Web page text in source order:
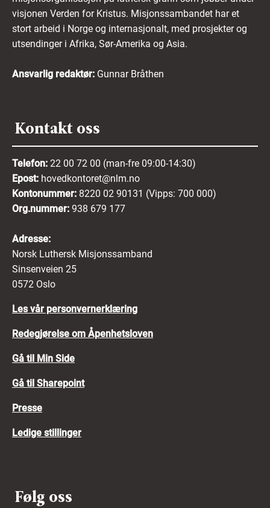
visjonen Verden for Kristus. Misjonssambandet har et
stort arbeid i Norge og internasjonalt, med prosjekter og
utsendinger i Afrika, Sør-Amerika og Asia.
Ansvarlig redaktør: Gunnar Bråthen
Kontakt oss
Telefon: 22 00 72 00 (man-fre 09:00-14:30)
Epost: hovedkontoret@nlm.no
Kontonummer: 8220 02 90131 (Vipps: 700 000)
Org.nummer: 938 679 177
Adresse:
Norsk Luthersk Misjonssamband
Sinsenveien 25
0572 Oslo
Les vår personvernerklæring
Redegjørelse om Åpenhetsloven
Gå til Min Side
Gå til Sharepoint
Presse
Ledige stillinger
Følg oss